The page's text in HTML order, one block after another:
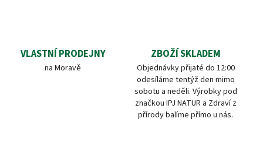
VLASTNÍ PRODEJNY
na Moravě
ZBOŽÍ SKLADEM
Objednávky přijaté do 12:00
odesíláme tentýž den mimo
sobotu a neděli. Výrobky pod
značkou IPJ NATUR a Zdraví z
přírody balíme přímo u nás.